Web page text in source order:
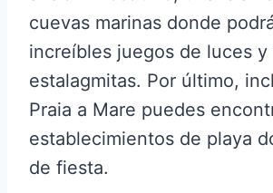
cuevas marinas donde
increíbles juegos de luces y
estalagmitas. Por último,
Praia a Mare puedes
establecimientos de playa
de fiesta.